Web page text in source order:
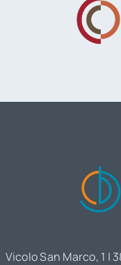
Vicolo San Marco, 1 |